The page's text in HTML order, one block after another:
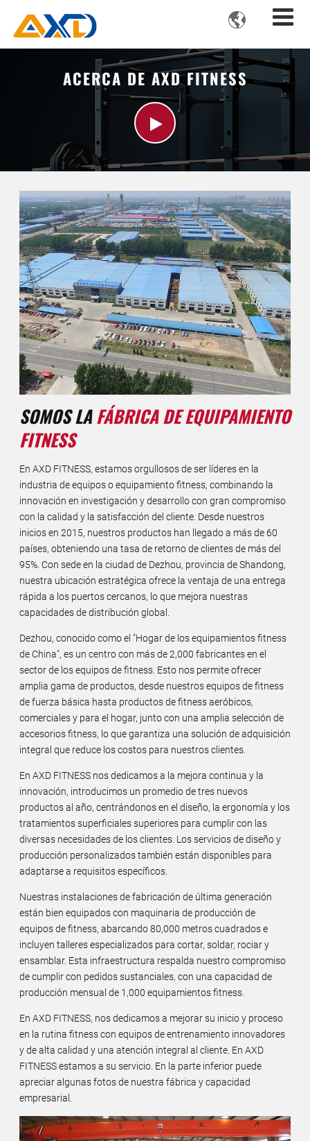

ACERCA DE AXD FITNESS
SOMOS LAFÁBRICA DE EQUIPAMIENTO
FITNESS
En AXD FITNESS, estamos orgullosos de ser líderes en la
industria de equipos o equipamiento fitness, combinando la
innovación en investigación y desarrollo con gran compromiso
con la calidad y la satisfacción del cliente. Desde nuestros
inicios en 2015, nuestros productos han llegado a más de 60
países, obteniendo una tasa de retorno de clientes de más del
95%. Con sede en la ciudad de Dezhou, provincia de Shandong,
nuestra ubicación estratégica ofrece la ventaja de una entrega
rápida a los puertos cercanos, lo que mejora nuestras
capacidades de distribución global.
Dezhou, conocido como el "Hogar de los equipamientos fitness
de China", es un centro con más de 2,000 fabricantes en el
sector de los equipos de fitness. Esto nos permite ofrecer
amplia gama de productos, desde nuestros equipos de fitness
de fuerza básica hasta productos de fitness aeróbicos,
comerciales y para el hogar, junto con una amplia selección de
accesorios fitness, lo que garantiza una solución de adquisición
integral que reduce los costos para nuestros clientes.
En AXD FITNESS nos dedicamos a la mejora continua y la
innovación, introducimos un promedio de tres nuevos
productos al año, centrándonos en el diseño, la ergonomía y los
tratamientos superficiales superiores para cumplir con las
diversas necesidades de los clientes. Los servicios de diseño y
producción personalizados también están disponibles para
adaptarse a requisitos específicos.
Nuestras instalaciones de fabricación de última generación
están bien equipados con maquinaria de producción de
equipos de fitness, abarcando 80,000 metros cuadrados e
incluyen talleres especializados para cortar, soldar, rociar y
ensamblar. Esta infraestructura respalda nuestro compromiso
de cumplir con pedidos sustanciales, con una capacidad de
producción mensual de 1,000 equipamientos fitness.
En AXD FITNESS, nos dedicamos a mejorar su inicio y proceso
en la rutina fitness con equipos de entrenamiento innovadores
y de alta calidad y una atención integral al cliente. En AXD
FITNESS estamos a su servicio. En la parte inferior puede
apreciar algunas fotos de nuestra fábrica y capacidad
empresarial.